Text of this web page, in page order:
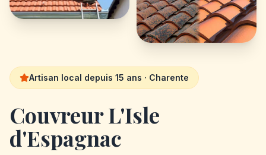
Artisan local depuis 15 ans · Charente
Couvreur L'Isle
d'Espagnac